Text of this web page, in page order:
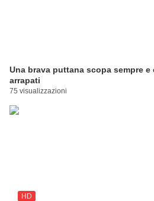
Una brava puttana scopa sempre
arrapati
75 visualizzazioni
HD